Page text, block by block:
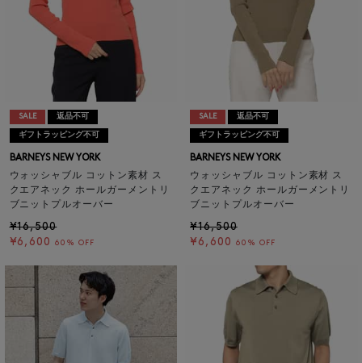
SALE 返品不可
ギフトラッピング不可
BARNEYS NEW YORK
ウォッシャブル コットン素材 ス
クエアネック ホールガーメントリ
ブニットプルオーバー
¥16,500
¥6,600
60% OFF
SALE 返品不可
ギフトラッピング不可
BARNEYS NEW YORK
ウォッシャブル コットン素材 ス
クエアネック ホールガーメントリ
ブニットプルオーバー
¥16,500
¥6,600
60% OFF